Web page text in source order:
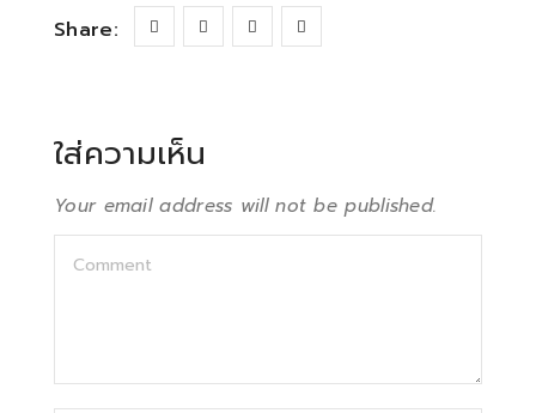
Share:
ใส่ความเห็น
Your email address will not be published.